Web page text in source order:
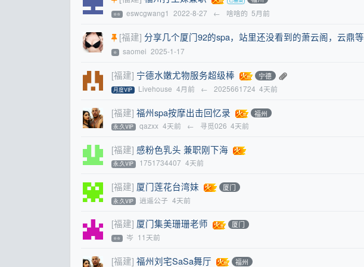
⭐⭐ eswcgwang1 2022-8-27 ← 啥啥的 5月前
[福建] 分享几个厦门92的spa，站里还没看到的萧云阁，云鼎等
⭐ saomei 2025-1-17
[福建] 宁德水嫩尤物服务超级棒 宁德
月度VIP Livehouse 4月前 ← 2025661724 4天前
[福建] 福州spa按摩出击回忆录 福州
永.久VIP qazxx 4天前 ← 寻觅026 4天前
[福建] 感粉色乳头 兼职刚下海
永.久VIP 1751734407 4天前
[福建] 厦门莲花台湾妹 厦门
永.久VIP 逍遥公子 4天前
[福建] 厦门集美珊珊老师 厦门
⭐⭐ 岑 11天前
[福建] 福州刘宅SaSa舞厅 福州